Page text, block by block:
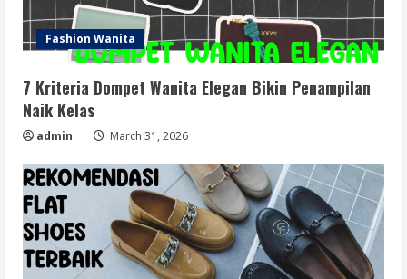
Fashion Wanita
7 Kriteria Dompet Wanita Elegan Bikin Penampilan
Naik Kelas
admin March 31, 2026